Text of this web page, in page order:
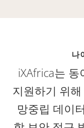
나
iXAfrica는
지원하기 위
망중립 데이